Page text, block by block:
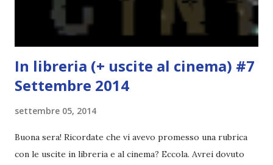
In libreria (+ uscite al cinema) #7
Settembre 2014
settembre 05, 2014
Buona sera! Ricordate che vi avevo promesso una rubrica
con le uscite in libreria e al cinema? Eccola. Avrei dovuto